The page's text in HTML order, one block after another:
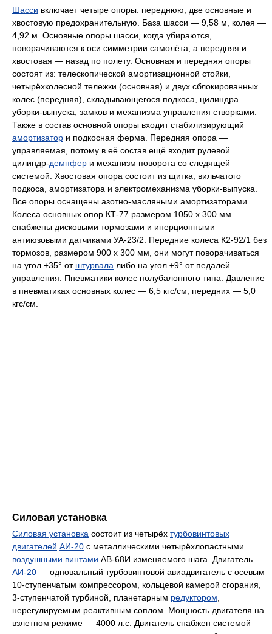
Шасси включает четыре опоры: переднюю, две основные и
хвостовую предохранительную. База шасси — 9,58 м, колея —
4,92 м. Основные опоры шасси, когда убираются,
поворачиваются к оси симметрии самолёта, а передняя и
хвостовая — назад по полету. Основная и передняя опоры
состоят из: телескопической амортизационной стойки,
четырёхколесной тележки (основная) и двух сблокированных
колес (передняя), складывающегося подкоса, цилиндра
уборки-выпуска, замков и механизма управления створками.
Также в состав основной опоры входит стабилизирующий
амортизатор и подкосная ферма. Передняя опора —
управляемая, потому в её состав ещё входит рулевой
цилиндр-демпфер и механизм поворота со следящей
системой. Хвостовая опора состоит из щитка, вильчатого
подкоса, амортизатора и электромеханизма уборки-выпуска.
Все опоры оснащены азотно-масляными амортизаторами.
Колеса основных опор КТ-77 размером 1050 х 300 мм
снабжены дисковыми тормозами и инерционными
антиюзовыми датчиками УА-23/2. Передние колеса К2-92/1 без
тормозов, размером 900 х 300 мм, они могут поворачиваться
на угол ±35° от штурвала либо на угол ±9° от педалей
управления. Пневматики колес полубалонного типа. Давление
в пневматиках основных колес — 6,5 кгс/см, передних — 5,0
кгс/см.
Силовая установка
Силовая установка состоит из четырёх турбовинтовых
двигателей АИ-20 с металлическими четырёхлопастными
воздушными винтами АВ-68И изменяемого шага. Двигатель
АИ-20 — одновальный турбовинтовой авиадвигатель с осевым
10-ступенчатым компрессором, кольцевой камерой сгорания,
3-ступенчатой турбиной, планетарным редуктором
нерегулируемым реактивным соплом. Мощность двигателя на
взлетном режиме — 4000 л.с. Двигатель снабжен системой